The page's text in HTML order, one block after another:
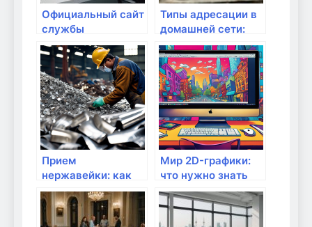
Официальный сайт
службы
поддержки
кассовых
аппаратов Эвотор:
Всё, что нужно
знать
Типы адресации в
домашней сети:
что нужно знать?
Прием
нержавейки: как
выгодно сдать и
что нужно знать
Мир 2D-графики:
что нужно знать
каждому
дизайнеру